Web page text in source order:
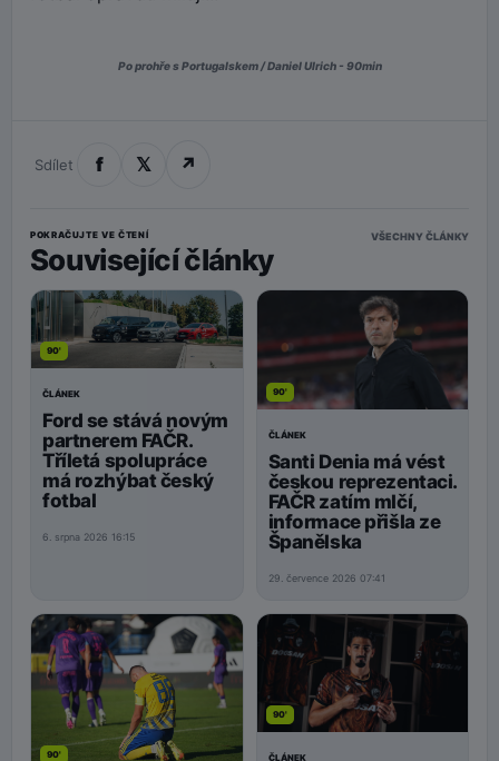
Po prohře s Portugalskem / Daniel Ulrich - 90min
Sdílet f 𝕏 ↗
POKRAČUJTE VE ČTENÍ
Související články
VŠECHNY ČLÁNKY
90'
ČLÁNEK
Ford se stává novým
partnerem FAČR.
Tříletá spolupráce
má rozhýbat český
fotbal
6. srpna 2026 16:15
90'
ČLÁNEK
Santi Denia má vést
českou reprezentaci.
FAČR zatím mlčí,
informace přišla ze
Španělska
29. července 2026 07:41
90'
90'
ČLÁNEK